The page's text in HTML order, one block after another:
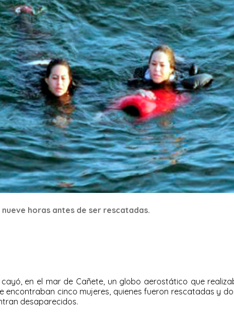
horas antes de ser rescatadas.
en el mar de Cañete, un globo aerostático que
encontraban cinco mujeres, quienes fueron rescatadas y
desaparecidos.